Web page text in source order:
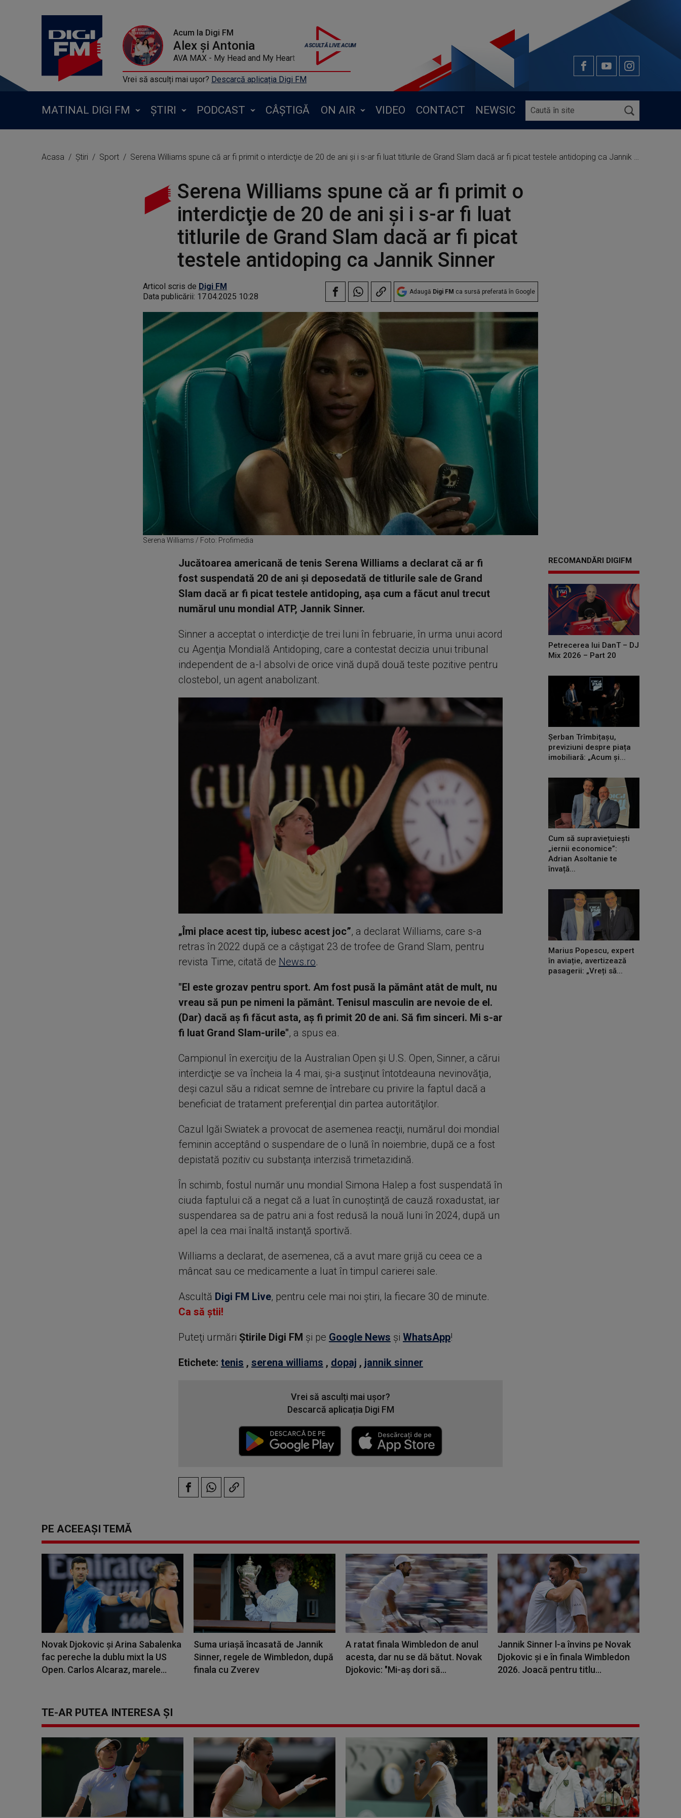
Acum la Digi FM
Alex și Antonia
AVA MAX - My Head and My Heart
Vrei să asculți mai ușor? Descarcă aplicația Digi FM
MATINAL DIGI FM ȘTIRI PODCAST CÂȘTIGĂ ON AIR VIDEO CONTACT NEWSIC
Acasa Știri Sport Serena Williams spune că ar fi primit o interdicţie de 20 de ani și i s-ar fi luat titlurile de Grand Slam dacă ar fi picat testele antidoping ca Jannik Sinner
Serena Williams spune că ar fi primit o
interdicţie de 20 de ani și i s-ar fi luat
titlurile de Grand Slam dacă ar fi picat
testele antidoping ca Jannik Sinner
Articol scris de Digi FM
Data publicării: 17.04.2025 10:28 Adaugă Digi FM ca sursă preferată în Google
Serena Williams / Foto: Profimedia
Jucătoarea americană de tenis Serena Williams a declarat că ar fi
fost suspendată 20 de ani şi deposedată de titlurile sale de Grand
Slam dacă ar fi picat testele antidoping, aşa cum a făcut anul trecut
numărul unu mondial ATP, Jannik Sinner.
Sinner a acceptat o interdicţie de trei luni în februarie, în urma unui acord
cu Agenţia Mondială Antidoping, care a contestat decizia unui tribunal
independent de a-l absolvi de orice vină după două teste pozitive pentru
clostebol, un agent anabolizant.
„Îmi place acest tip, iubesc acest joc”, a declarat Williams, care s-a
retras în 2022 după ce a câştigat 23 de trofee de Grand Slam, pentru
revista Time, citată de News.ro.
"El este grozav pentru sport. Am fost pusă la pământ atât de mult, nu
vreau să pun pe nimeni la pământ. Tenisul masculin are nevoie de el.
(Dar) dacă aş fi făcut asta, aş fi primit 20 de ani. Să fim sinceri. Mi s-ar
fi luat Grand Slam-urile", a spus ea.
Campionul în exerciţiu de la Australian Open şi U.S. Open, Sinner, a cărui
interdicţie se va încheia la 4 mai, şi-a susţinut întotdeauna nevinovăţia,
deşi cazul său a ridicat semne de întrebare cu privire la faptul dacă a
beneficiat de tratament preferenţial din partea autorităţilor.
Cazul Igăi Swiatek a provocat de asemenea reacţii, numărul doi mondial
feminin acceptând o suspendare de o lună în noiembrie, după ce a fost
depistată pozitiv cu substanţa interzisă trimetazidină.
În schimb, fostul număr unu mondial Simona Halep a fost suspendată în
ciuda faptului că a negat că a luat în cunoştinţă de cauză roxadustat, iar
suspendarea sa de patru ani a fost redusă la nouă luni în 2024, după un
apel la cea mai înaltă instanţă sportivă.
Williams a declarat, de asemenea, că a avut mare grijă cu ceea ce a
mâncat sau ce medicamente a luat în timpul carierei sale.
Ascultă Digi FM Live, pentru cele mai noi știri, la fiecare 30 de minute.
Ca să știi!
Puteţi urmări Știrile Digi FM şi pe Google News şi WhatsApp!
Etichete: tenis , serena williams , dopaj , jannik sinner
Vrei să asculți mai ușor?
Descarcă aplicația Digi FM
RECOMANDĂRI DIGIFM
Petrecerea lui DanT – DJ
Mix 2026 – Part 20
Șerban Trîmbițașu,
previziuni despre piața
imobiliară: „Acum și...
Cum să supraviețuiești
„iernii economice”:
Adrian Asoltanie te
învață...
Marius Popescu, expert
în aviație, avertizează
pasagerii: „Vreți să...
PE ACEEAȘI TEMĂ
Novak Djokovic şi Arina Sabalenka
fac pereche la dublu mixt la US
Open. Carlos Alcaraz, marele...
Suma uriașă încasată de Jannik
Sinner, regele de Wimbledon, după
finala cu Zverev
A ratat finala Wimbledon de anul
acesta, dar nu se dă bătut. Novak
Djokovic: "Mi-aş dori să...
Jannik Sinner l-a învins pe Novak
Djokovic și e în finala Wimbledon
2026. Joacă pentru titlu...
TE-AR PUTEA INTERESA ȘI